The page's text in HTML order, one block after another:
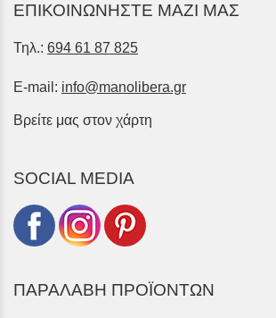
ΕΠΙΚΟΙΝΩΝΗΣΤΕ ΜΑΖΙ ΜΑΣ
Τηλ.: 694 61 87 825
E-mail: info@manolibera.gr
Βρείτε μας στον χάρτη
SOCIAL MEDIA
ΠΑΡΑΛΑΒΗ ΠΡΟΪΟΝΤΩΝ